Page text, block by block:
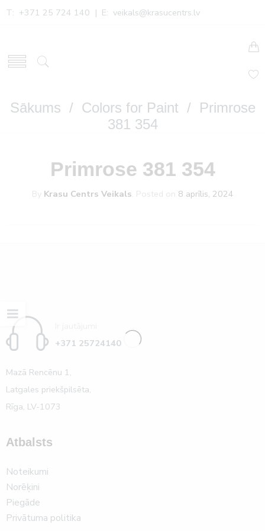
T: +371 25 724 140 | E: veikals@krasucentrs.lv
Sākums / Colors for Paint / Primrose
381 354
Primrose 381 354
By Krasu Centrs Veikals Posted on 8 aprīlis, 2024
+371 25724140
Mazā Rencēnu 1,
Latgales priekšpilsēta,
Rīga, LV-1073
Atbalsts
Noteikumi
Norēķini
Piegāde
Privātuma politika